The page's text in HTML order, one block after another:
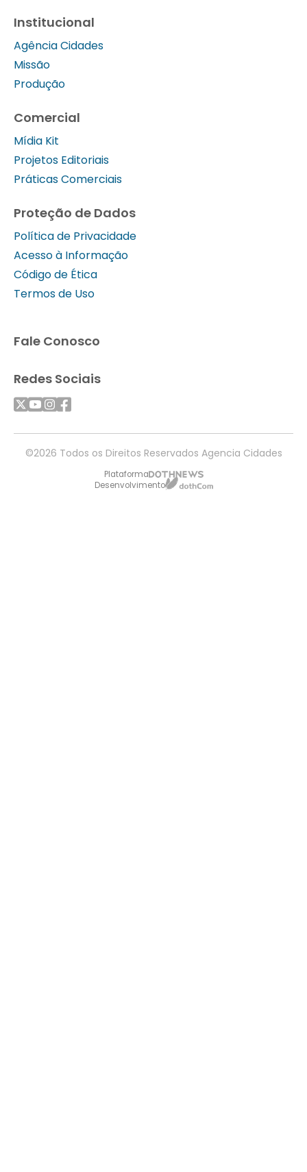
Institucional
Agência Cidades
Missão
Produção
Comercial
Mídia Kit
Projetos Editoriais
Práticas Comerciais
Proteção de Dados
Política de Privacidade
Acesso à Informação
Código de Ética
Termos de Uso
Fale Conosco
Redes Sociais
©2026 Todos os Direitos Reservados Agencia Cidades
Plataforma
Desenvolvimento